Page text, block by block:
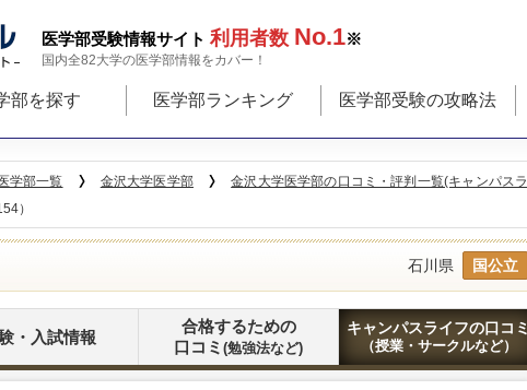
医学部受験情報サイト 利用者数 No.1※
国内全82大学の医学部情報をカバー！
部を探す 医学部ランキング 医学部受験の攻略法
学部一覧 金沢大学医学部
金沢大学医学部の口コミ・評判一覧(キャンパスラ
）
石川県 国公立
・入試情報
合格するための
口コミ (勉強法など)
キャンパスライフの口コミ
（授業・サークルなど）